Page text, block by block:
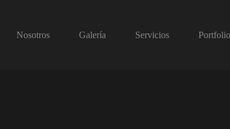
Nosotros Galería Servicios Portfolio